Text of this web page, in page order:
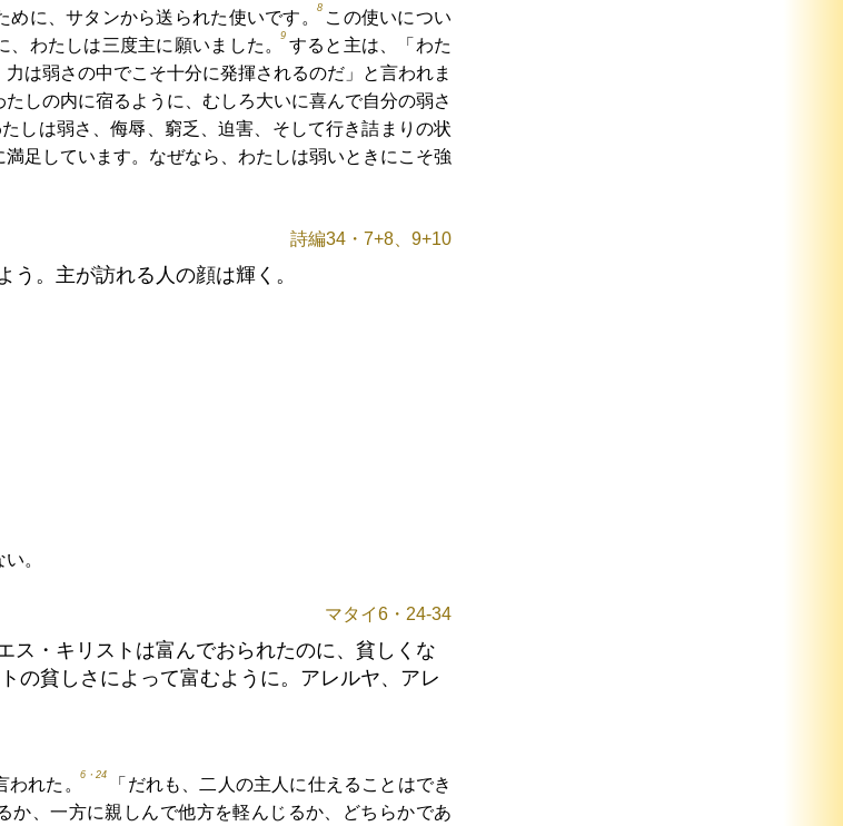
めに、サタンから送られた使いです。
8
この使いについ
、わたしは三度主に願いました。
9
すると主は、「わた
は弱さの中でこそ十分に発揮されるのだ」と言われま
しの内に宿るように、むしろ大いに喜んで自分の弱さ
しは弱さ、侮辱、窮乏、迫害、そして行き詰まりの状
足しています。なぜなら、わたしは弱いときにこそ強
詩編34・7+8、9+10
う。主が訪れる人の顔は輝く。
。
マタイ6・24-34
ス・キリストは富んでおられたのに、貧しくな
の貧しさによって富むように。アレルヤ、アレ
われた。
6・24
「だれも、二人の主人に仕えることはでき
か、一方に親しんで他方を軽んじるか、どちらかであ